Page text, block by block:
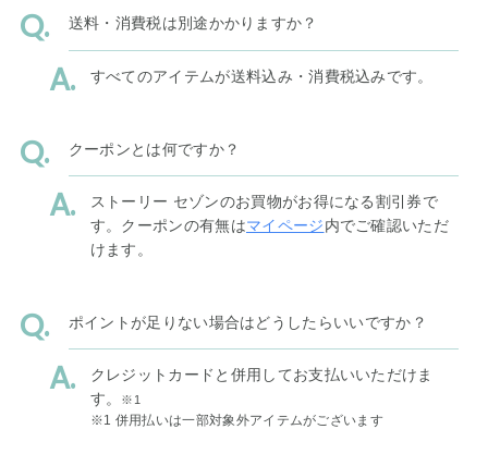
送料・消費税は別途かかりますか？
すべてのアイテムが送料込み・消費税込みです。
クーポンとは何ですか？
ストーリー セゾンのお買物がお得になる割引券で
す。クーポンの有無はマイページ内でご確認いただ
けます。
ポイントが足りない場合はどうしたらいいですか？
クレジットカードと併用してお支払いいただけま
す。
※1
※1 併用払いは一部対象外アイテムがございます